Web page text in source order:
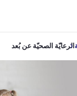
الرعايّة الصحيّة عن بُعد